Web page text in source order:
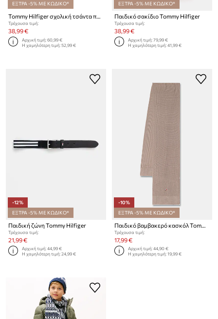
ΕΞΤΡΑ -5% ΜΕ ΚΩΔΙΚΟ*
Tommy Hilfiger σχολική τσάντα παιδική
Τρέχουσα τιμή:
38,99 €
Αρχική τιμή:60,99 €
Η χαμηλότερη τιμή:52,99 €
ΕΞΤΡΑ -5% ΜΕ ΚΩΔΙΚΟ*
Παιδικό σακίδιο Tommy Hilfiger
Τρέχουσα τιμή:
38,99 €
Αρχική τιμή:79,99 €
Η χαμηλότερη τιμή:41,99 €
-12%
ΕΞΤΡΑ -5% ΜΕ ΚΩΔΙΚΟ*
Παιδική ζώνη Tommy Hilfiger
Τρέχουσα τιμή:
21,99 €
Αρχική τιμή:44,99 €
Η χαμηλότερη τιμή:24,99 €
-10%
ΕΞΤΡΑ -5% ΜΕ ΚΩΔΙΚΟ*
Τρέχουσα τιμή:
17,99 €
Αρχική τιμή:44,90 €
Η χαμηλότερη τιμή:19,99 €